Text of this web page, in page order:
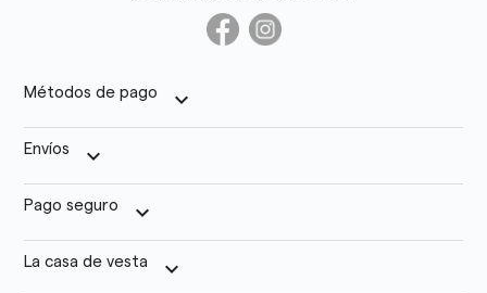
Métodos de pago keyboard_arrow_down
Envíos keyboard_arrow_down
Pago seguro keyboard_arrow_down
La casa de vesta keyboard_arrow_down